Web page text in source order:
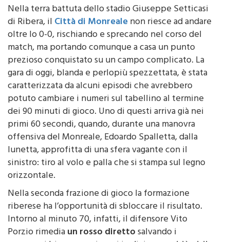
Nella terra battuta dello stadio Giuseppe Setticasi
di Ribera, ilCittà di Monrealenon riesce ad andare
oltre lo 0-0, rischiando e sprecando nel corso del
match, ma portando comunque a casa un punto
prezioso conquistato su un campo complicato. La
gara di oggi, blanda e perlopiù spezzettata, è stata
caratterizzata da alcuni episodi che avrebbero
potuto cambiare i numeri sul tabellino al termine
dei 90 minuti di gioco. Uno di questi arriva già nei
primi 60 secondi, quando, durante una manovra
offensiva del Monreale, Edoardo Spalletta, dalla
lunetta, approfitta di una sfera vagante con il
sinistro: tiro al volo e palla che si stampa sul legno
orizzontale.
Nella seconda frazione di gioco la formazione
riberese ha l’opportunità di sbloccare il risultato.
Intorno al minuto 70, infatti, il difensore Vito
Porzio rimediaun rosso direttosalvando i